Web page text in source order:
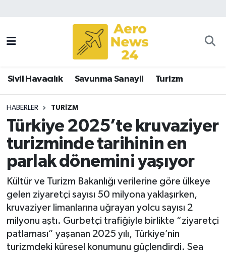
Sivil Havacılık Savunma Sanayii Turizm
HABERLER TURIZM
Türkiye 2025’te kruvaziyer
turizminde tarihinin en
parlak dönemini yaşıyor
Kültür ve Turizm Bakanlığı verilerine göre ülkeye
gelen ziyaretçi sayısı 50 milyona yaklaşırken,
kruvaziyer limanlarına uğrayan yolcu sayısı 2
milyonu aştı. Gurbetçi trafiğiyle birlikte “ziyaretçi
patlaması” yaşanan 2025 yılı, Türkiye’nin
turizmdeki küresel konumunu güçlendirdi. Sea